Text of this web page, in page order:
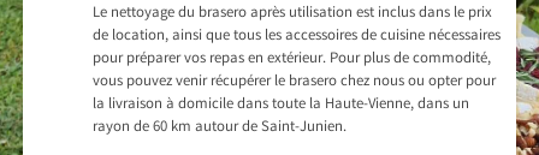
Le nettoyage du brasero après utilisation est inclus dans le prix
de location, ainsi que tous les accessoires de cuisine nécessaires
pour préparer vos repas en extérieur. Pour plus de commodité,
vous pouvez venir récupérer le brasero chez nous ou opter pour
la livraison à domicile dans toute la Haute-Vienne, dans un
rayon de 60 km autour de Saint-Junien.